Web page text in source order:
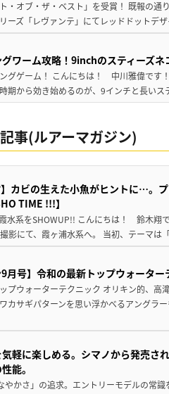
・オブ・ザ・ベスト」を受賞！ 既報の通
ーズ「レヴァンテ」にてレッドドットデ
ワーム攻略！9inchのスティーズ
グゲーム！ こんにちは！ 中川雅偉です
期から効き始めるのが、9インチと長い
事(ルアーマガジン)
】カビの生えた小魚がヒントに…。
TIME !!!】
水系をSHOWUP!! こんにちは！ 鈴木翔
撮影にて、霞ヶ浦水系へ。 当初、テーマ
9月号】令和の最新トップウォーター
プウォーターテクニック オリキン的、高
カサギパターンを思い浮かべるアングラ
軽に楽しめる。シマノから発売さ
能。
やかさ」の追求。エントリーモデルの常